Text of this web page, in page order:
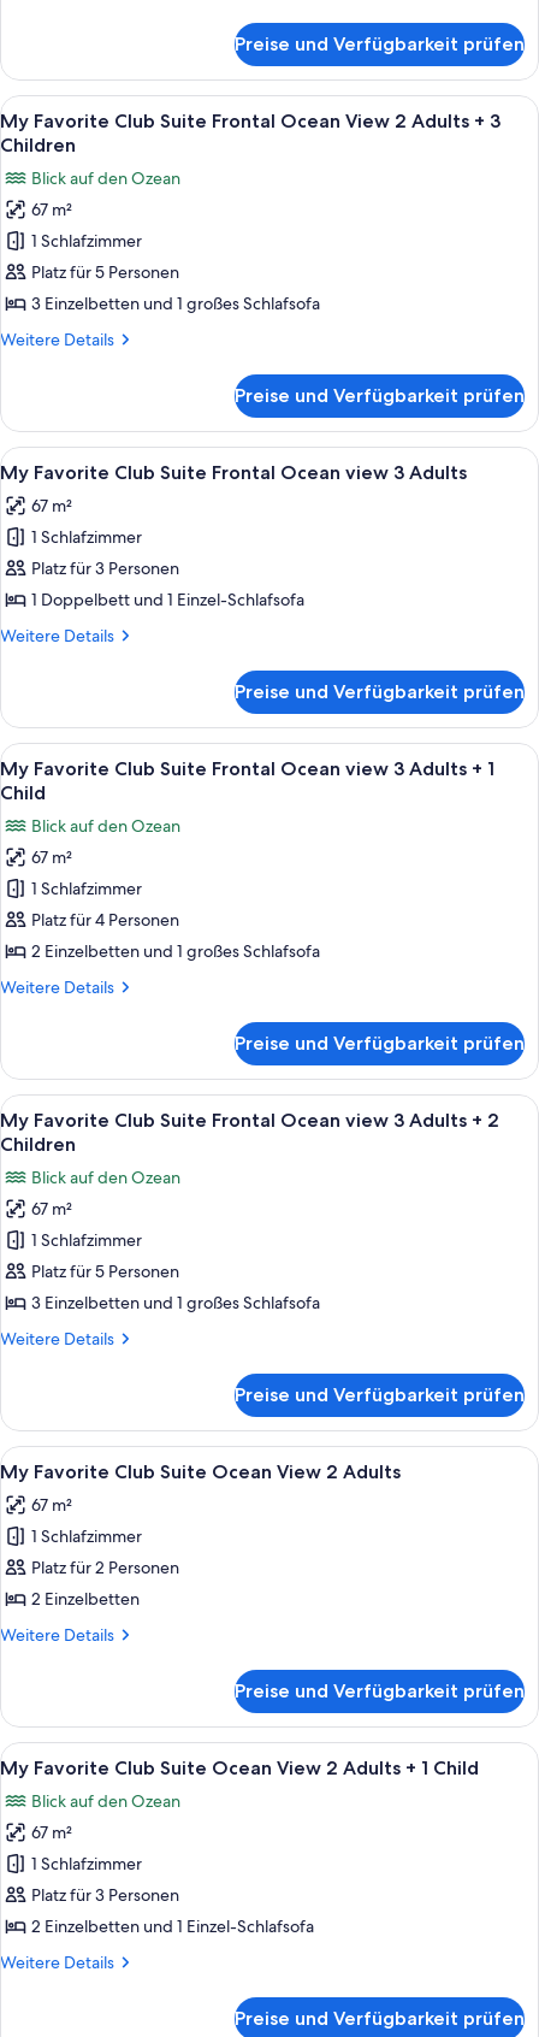
Adults
2
Children
anzeigen
Favorite
Club
Suite
Frontal
View
2
Adults
+
2
Preise und Verfügbarkeit prüfen
Alle
Fotos
My
Favorite
Club
Suite
Frontal
Ocean
Adults
3
Children
anzeigen
Ein Hotelzimmer mit einem Bett,
5
My Favorite Club Suite Frontal Ocean View 2 Adults + 3
Children
Blick auf den Ozean
67 m²
1 Schlafzimmer
Platz für 5 Personen
3 Einzelbetten und 1 großes Schlafsofa
Weitere Details
Weitere
Favorite
Club
Suite
Frontal
Ocean
View
Adults
+
Children
Preise und Verfügbarkeit prüfen
Alle
Fotos
für
My
Favorite
Club
Suite
view
Adults
anzeigen
Ein Hotelzimmer mit einem Bett,
5
My Favorite Club Suite Frontal Ocean view 3 Adults
67 m²
1 Schlafzimmer
Platz für 3 Personen
1 Doppelbett und 1 Einzel-Schlafsofa
Weitere Details
Weitere
Favorite
Club
Suite
Frontal
view
3
Adults
Preise und Verfügbarkeit prüfen
Alle
Fotos
My
Favorite
Club
Suite
Frontal
Ocean
Adults
1
Child
anzeigen
Ein Hotelzimmer mit einem Bett,
5
My Favorite Club Suite Frontal Ocean view 3 Adults + 1
Child
Blick auf den Ozean
67 m²
1 Schlafzimmer
Platz für 4 Personen
2 Einzelbetten und 1 großes Schlafsofa
Weitere Details
Weitere
Favorite
Club
Suite
Frontal
view
3
Adults
+
Preise und Verfügbarkeit prüfen
Alle
Fotos
My
Favorite
Club
Suite
Frontal
Ocean
Adults
2
Children
anzeigen
Ein Hotelzimmer mit einem Bett,
5
My Favorite Club Suite Frontal Ocean view 3 Adults + 2
Children
Blick auf den Ozean
67 m²
1 Schlafzimmer
Platz für 5 Personen
3 Einzelbetten und 1 großes Schlafsofa
Weitere Details
Weitere
Favorite
Club
Suite
Frontal
Ocean
view
Adults
+
Children
Preise und Verfügbarkeit prüfen
Alle
Fotos
für
My
Favorite
Club
Suite
2
Adults
anzeigen
Ein Hotelzimmer mit einem Bett,
5
My Favorite Club Suite Ocean View 2 Adults
67 m²
1 Schlafzimmer
Platz für 2 Personen
2 Einzelbetten
Weitere Details
Weitere
Favorite
Club
Suite
Ocean
View
2
Adults
Preise und Verfügbarkeit prüfen
Alle
Fotos
für
My
Favorite
Club
Suite
View
Ein Hotelzimmer mit einem Bett,
5
My Favorite Club Suite Ocean View 2 Adults + 1 Child
Blick auf den Ozean
67 m²
1 Schlafzimmer
Platz für 3 Personen
2 Einzelbetten und 1 Einzel-Schlafsofa
Weitere Details
Weitere
Preise und Verfügbarkeit prüfen